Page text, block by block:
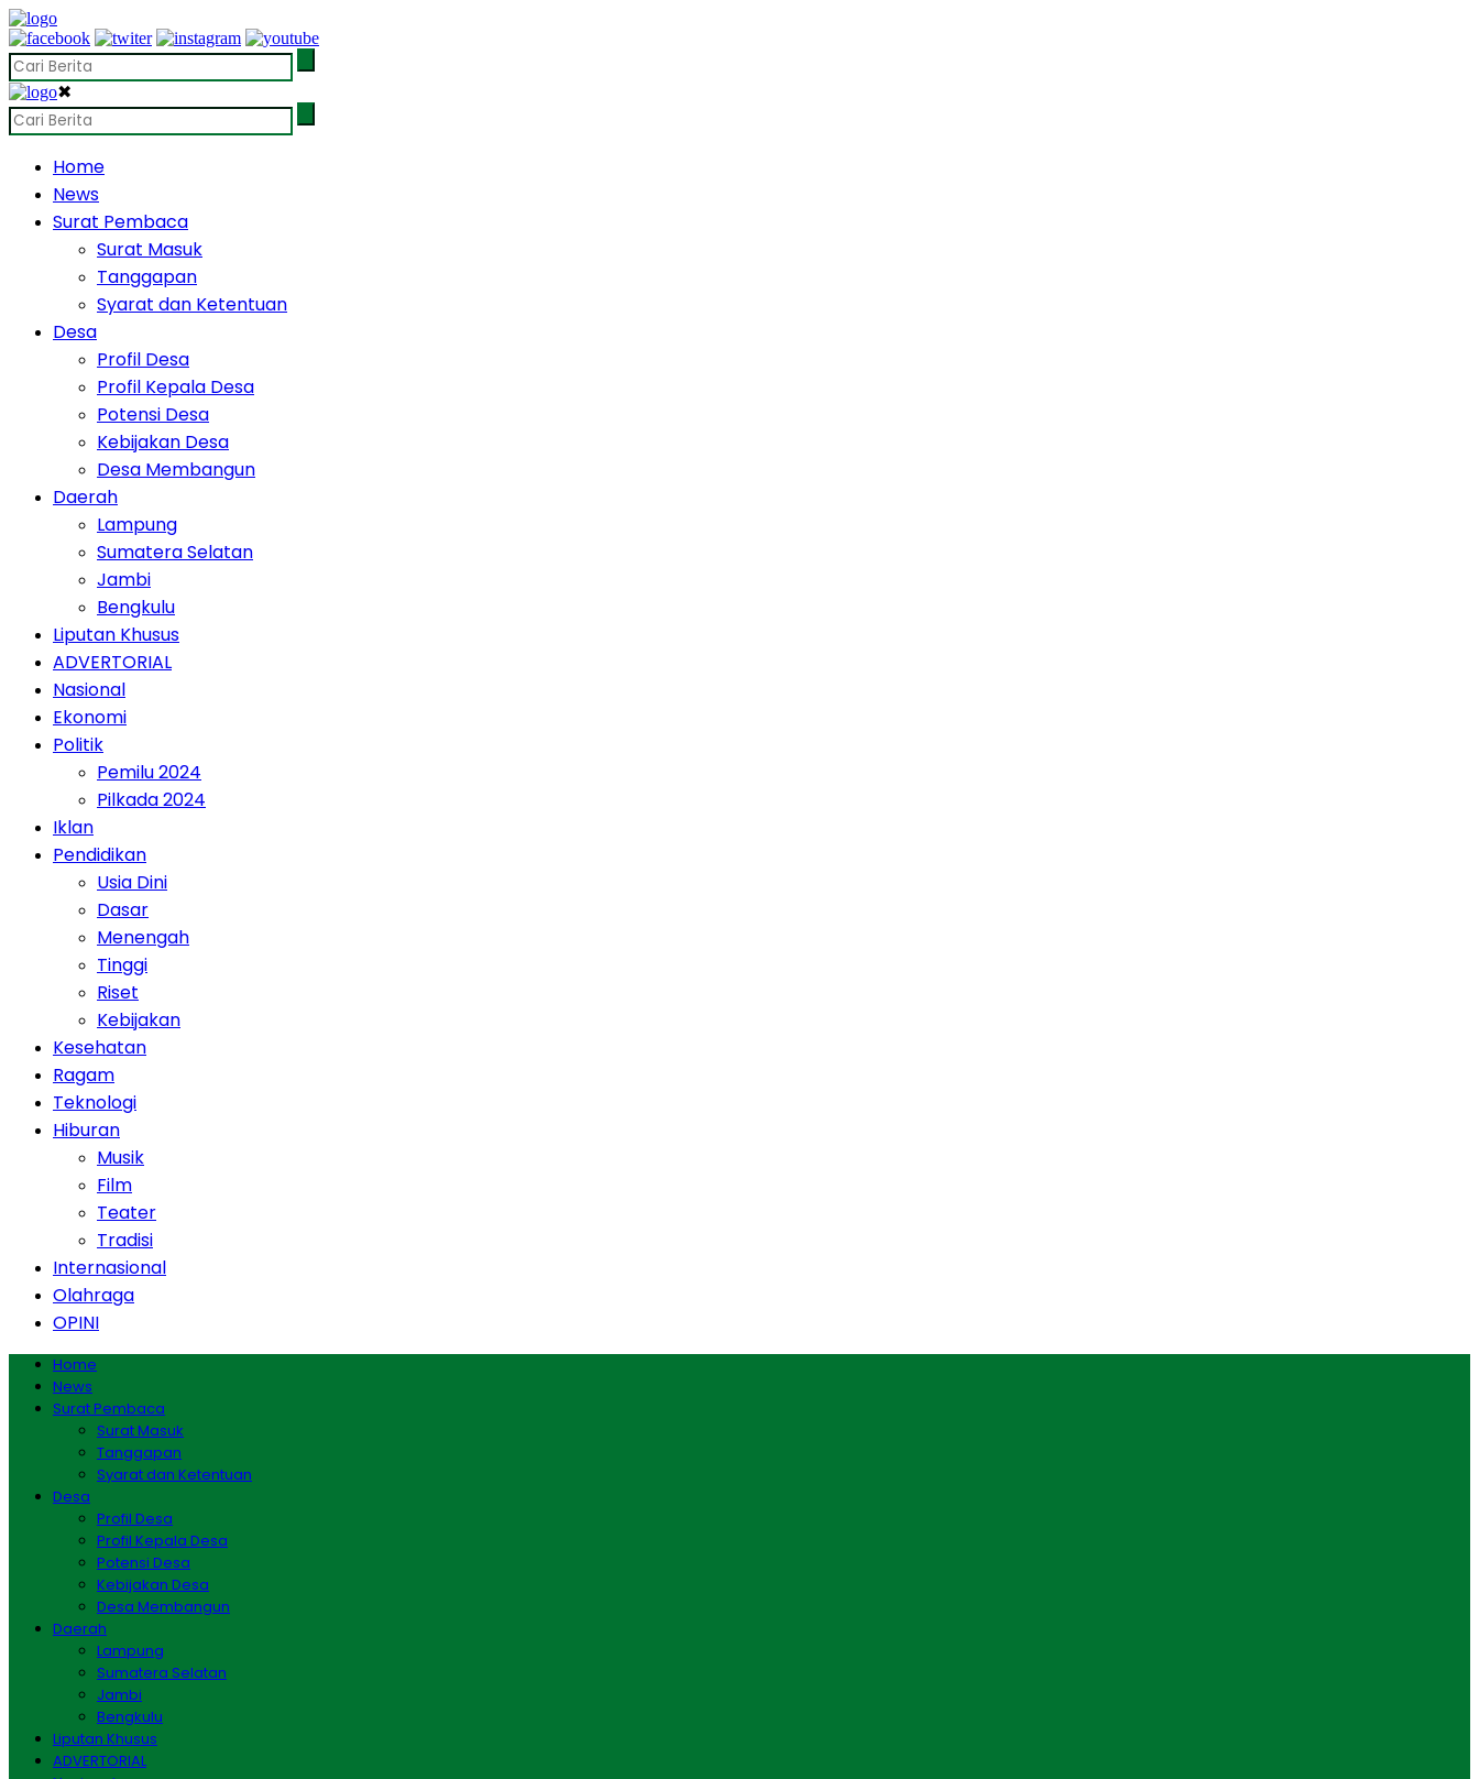
✖
Home
News
Surat Pembaca
Surat Masuk
Tanggapan
Syarat dan Ketentuan
Desa
Profil Desa
Profil Kepala Desa
Potensi Desa
Kebijakan Desa
Desa Membangun
Daerah
Lampung
Sumatera Selatan
Jambi
Bengkulu
Liputan Khusus
ADVERTORIAL
Nasional
Ekonomi
Politik
Pemilu 2024
Pilkada 2024
Iklan
Pendidikan
Usia Dini
Dasar
Menengah
Tinggi
Riset
Kebijakan
Kesehatan
Ragam
Teknologi
Hiburan
Musik
Film
Teater
Tradisi
Internasional
Olahraga
OPINI
Home
News
Surat Pembaca
Surat Masuk
Tanggapan
Syarat dan Ketentuan
Desa
Profil Desa
Profil Kepala Desa
Potensi Desa
Kebijakan Desa
Desa Membangun
Daerah
Lampung
Sumatera Selatan
Jambi
Bengkulu
Liputan Khusus
ADVERTORIAL